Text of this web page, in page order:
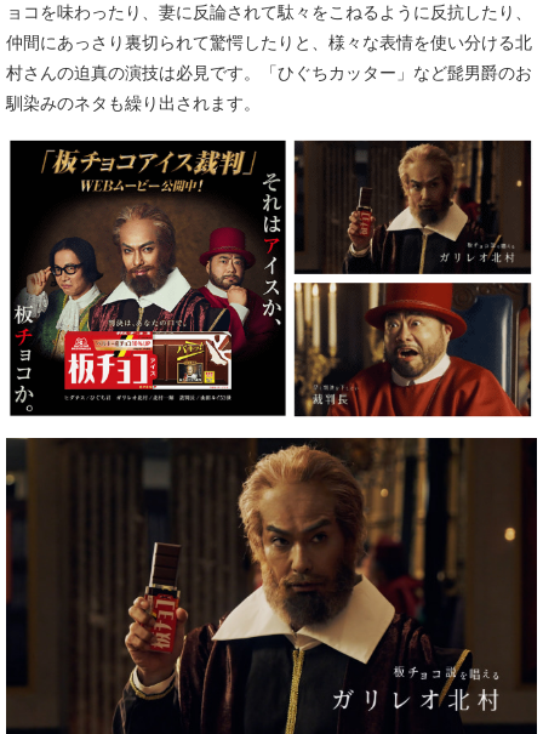
ョコを味わったり、妻に反論されて駄々をこねるように反抗したり、
仲間にあっさり裏切られて驚愕したりと、様々な表情を使い分ける北
村さんの迫真の演技は必見です。「ひぐちカッター」など髭男爵のお
馴染みのネタも繰り出されます。